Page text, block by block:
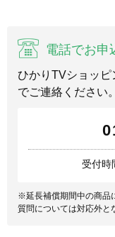
電話でお申
ひかりTVショッピ
でご連絡ください。
受付時
※延長補償期間中の商品
質問については対応外と